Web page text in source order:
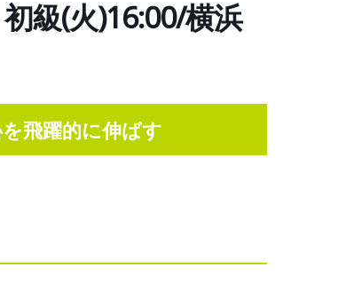
級(火)16:00/横浜
飛躍的に伸ばす